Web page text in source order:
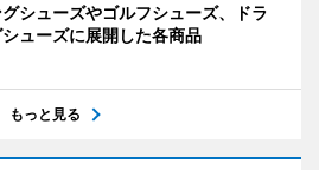
シューズやゴルフシューズ、ドラ
ューズに展開した各商品
もっと見る